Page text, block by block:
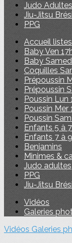
Judo Adultes
Jiu-Jitsu
PPG
Accueil listes
Baby Ven
Baby
Coquilles
Prépoussin
Prépoussin
Poussin Lun
Poussin Mer
Poussin
Enfants 5 à
Enfants 7 à
Benjamins
Minimes &
Judo adultes
PPG
Jiu-Jitsu
Vidéos
Galeries
Vidéos Galeries